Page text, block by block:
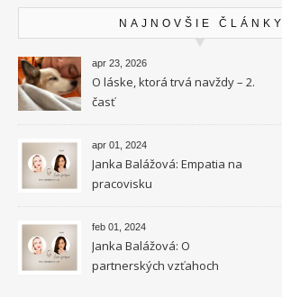
NAJNOVŠIE ČLÁNKY
apr 23, 2026
O láske, ktorá trvá navždy – 2.
časť
apr 01, 2024
Janka Balážová: Empatia na
pracovisku
feb 01, 2024
Janka Balážová: O
partnerských vzťahoch